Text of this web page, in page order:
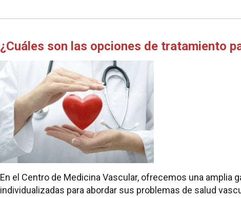
¿Cuáles son las opciones de tratamiento
En el Centro de Medicina Vascular, ofrecemos una
individualizadas para abordar sus problemas de salud